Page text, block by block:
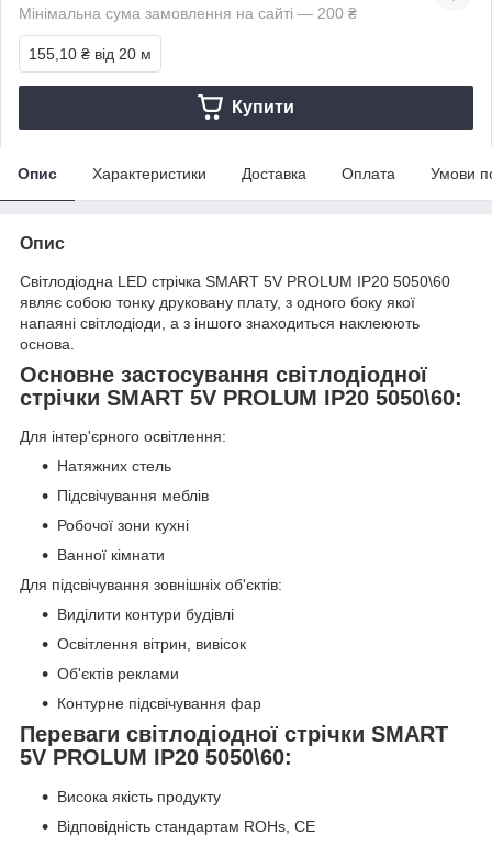
Мінімальна сума замовлення на сайті — 200 ₴
155,10 ₴ від 20 м
Купити
Опис Характеристики Доставка Оплата Умови
Опис
Світлодіодна LED стрічка SMART 5V PROLUM IP20 5050\60
являє собою тонку друковану плату, з одного боку якої
напаяні світлодіоди, а з іншого знаходиться наклеюють
основа.
Основне застосування світлодіодної
стрічки SMART 5V PROLUM IP20 5050\60:
Для інтер'єрного освітлення:
Натяжних стель
Підсвічування меблів
Робочої зони кухні
Ванної кімнати
Для підсвічування зовнішніх об'єктів:
Виділити контури будівлі
Освітлення вітрин, вивісок
Об'єктів реклами
Контурне підсвічування фар
Переваги світлодіодної стрічки SMART
5V PROLUM IP20 5050\60:
Висока якість продукту
Відповідність стандартам ROHs, CE